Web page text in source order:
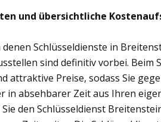
und übersichtliche
denen Schlüsseldienste in
sind definitiv vorbei. Beim
attraktive Preise, sodass Sie
in absehbarer Zeit aus Ihren
Sie den Schlüsseldienst